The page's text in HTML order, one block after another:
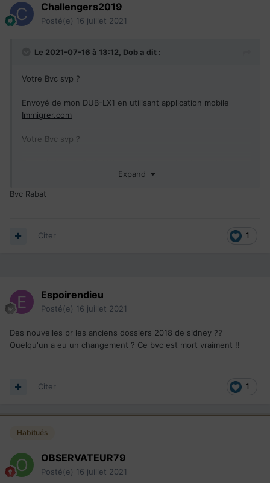
Challengers2019
Posté(e) 16 juillet 2021
Le 2021-07-16 à 13:12, Doba dit :
Votre Bvc svp ?
Envoyé de mon DUB-LX1 en utilisant application mobile
Immigrer.com
Votre Bvc svp ?
Votre Bvc svp ?
Immigrer.com
Expand
Bvc Rabat
1
Citer
Espoirendieu
Posté(e) 16 juillet 2021
Des nouvelles pr les anciens dossiers 2018 de sidney ??
Quelqu'un a eu un changement ? Ce bvc est mort vraiment !!
1
Citer
Habitués
OBSERVATEUR79
Posté(e) 16 juillet 2021